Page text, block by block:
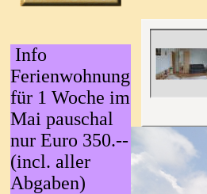
Info
Ferienwohnung
für 1 Woche im
Mai pauschal
nur Euro 350.--
(incl. aller
Abgaben)